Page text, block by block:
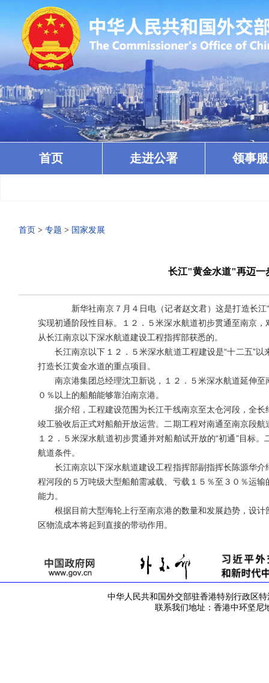
首页 走进公署 领事
首页 > 专题 > 国家发展
长江"黄金水道"再迈一
新华社南京７月４日电（记者赵文君）这是打造长江“黄
实现初通阶段性目标。１２．５米深水航道初步贯通至南京
从长江南京以下深水航道建设工程指挥部获悉的。
长江南京以下１２．５米深水航道工程建设是“十二五”以
打造长江黄金水道的重点项目。
南京港集团总经理沈卫新说，１２．５米深水航道延伸至
０％以上的船舶能够靠泊南京港。
据介绍，工程建设范围为长江干线南京至太仓河段，全长
竣工验收后正式对船舶开放运营。二期工程对南通至南京段
１２．５米深水航道初步贯通并对船舶试开放的“初通”目标
航道条件。
长江南京以下深水航道建设工程指挥部副指挥长陈源华介
程河段的５万吨级大型船舶需减载、亏载１５％至３０％运
能力。
根据目前大型海轮上行至南京港的数量和发展趋势，设计
区物流成本将起到直接的带动作用。
中华人民共和国外交部驻香港特别行政区特
联系我们地址：香港中环坚尼